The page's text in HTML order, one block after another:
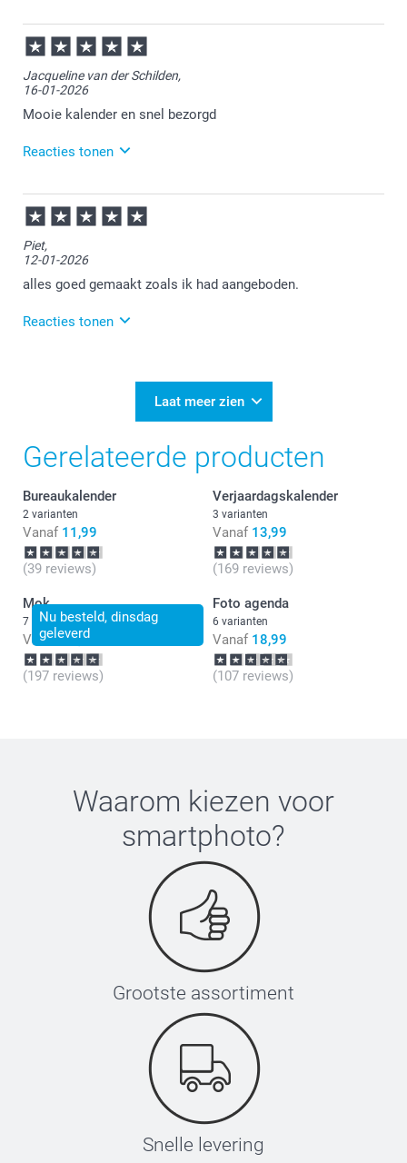
23-01-2026
11:58
Bedankt voor je review. Heel fijn dat de kalender
precies zo is geworden zoals je had verwacht. Wij
wensen je er veel plezier van!
Jacqueline van der Schilden,
16-01-2026
Mooie kalender en snel bezorgd
Reacties tonen
19-01-2026
14:57
Veel plezier van de wandkalender!
Piet,
12-01-2026
alles goed gemaakt zoals ik had aangeboden.
Reacties tonen
Dat is fijn dat je zo tevreden bent over de
Heel veel plezier ervan!
Laat meer zien
Gerelateerde producten
Bureaukalender
2 varianten
Vanaf 11,99
(39 reviews)
Verjaardagskalender
3 varianten
Vanaf 13,99
(169 reviews)
Nu besteld, dinsdag
geleverd
Mok
7 varianten
Vanaf 11,99
(197 reviews)
Foto agenda
6 varianten
Vanaf 18,99
(107 reviews)
Waarom kiezen voor
smartphoto?
Grootste assortiment
Snelle levering